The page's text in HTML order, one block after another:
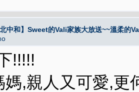
北中和】Sweet的Vali家族大放送~~溫柔的
!!!!!
媽,親人又可愛,更